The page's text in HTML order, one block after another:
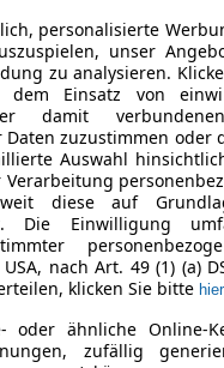
personalisierte
unser
zu analysieren.
Einsatz von
damit
Daten zuzustimmen oder
Auswahl
diese auf
Die Einwilligung
nach Art. 49 (1) (a)
klicken Sie bitte hier
oder ähnliche Online-
zufällig